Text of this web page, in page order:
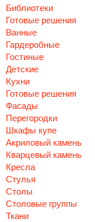
Библиотеки
Готовые решения
Ванные
Гардеробные
Гостиные
Детские
Кухни
Готовые решения
Фасады
Перегородки
Шкафы купе
Акриловый камень
Кварцевый камень
Кресла
Стулья
Столы
Столовые группы
Ткани